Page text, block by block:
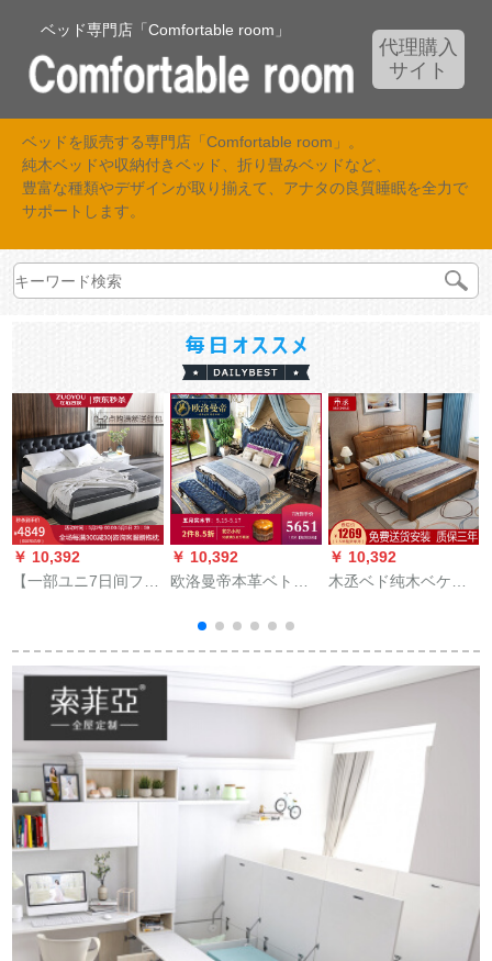
ベッド専門店「Comfortable room」
代理購入
サイト
ベッドを販売する専門店「Comfortable room」。
純木ベッドや収納付きベッド、折り畳みベッドなど、
豊富な種類やデザインが取り揃えて、アナタの良質睡眠を全力で
サポートします。
￥ 10,392
【一部ユニ7日间フル
ロセ1.5 m大ベトブラ
ベル家具DR 052深蓝
単ベト
￥ 10,392
欧洛曼帝本革ベト洋
納納納本ダンベル高
级寝室純木家具ブラ
ザーベド【フレイ
ム】+1.8 Mベト
￥ 10,392
木丞ベド纯木ベケジ
新中国式オーク纯木
寝室ダンベル引出し
収纳大ベド寝室家具
胡桃色シゲル1500 x
1900（フレベルドー
ル）